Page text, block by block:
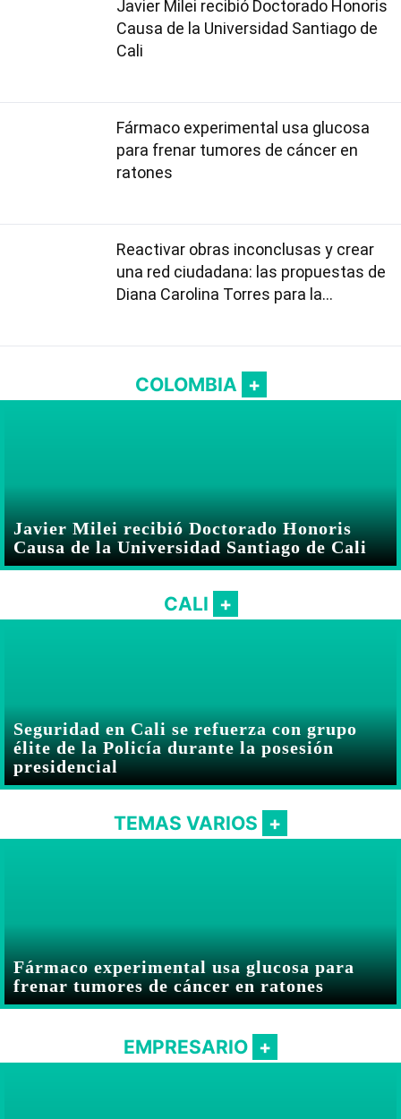
Javier Milei recibió Doctorado Honoris
Causa de la Universidad Santiago de
Cali
Fármaco experimental usa glucosa
para frenar tumores de cáncer en
ratones
Reactivar obras inconclusas y crear
una red ciudadana: las propuestas de
Diana Carolina Torres para la
COLOMBIA
Javier Milei recibió Doctorado Honoris
Causa de la Universidad Santiago de Cali
CALI
Seguridad en Cali se refuerza con grupo
élite de la Policía durante la posesión
presidencial
TEMAS VARIOS
Fármaco experimental usa glucosa para
frenar tumores de cáncer en ratones
EMPRESARIO